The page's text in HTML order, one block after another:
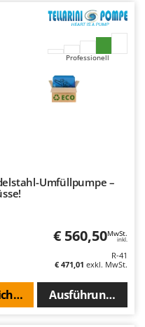
Professionell
Umfüllpumpe –
€ 560,50MwSt.
inkl.
R-41
€ 471,01 exkl. MwSt.
Ausführungen(3)
Sie